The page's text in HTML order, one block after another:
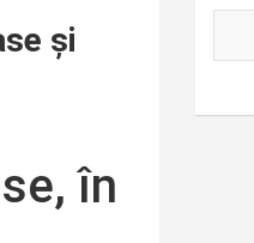
și
în